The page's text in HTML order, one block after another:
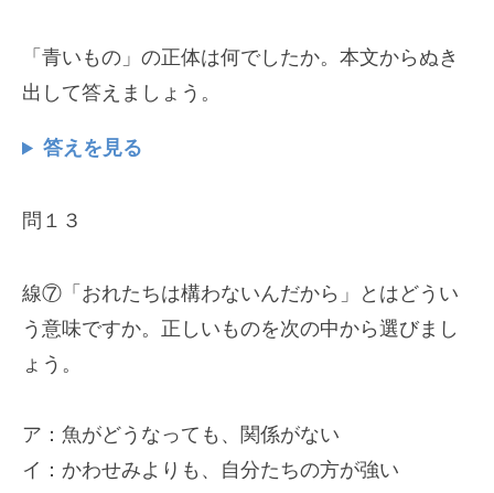
「青いもの」の正体は何でしたか。本文からぬき
出して答えましょう。
答えを見る
問１３
線⑦「おれたちは構わないんだから」とはどうい
う意味ですか。正しいものを次の中から選びまし
ょう。
ア：魚がどうなっても、関係がない
イ：かわせみよりも、自分たちの方が強い